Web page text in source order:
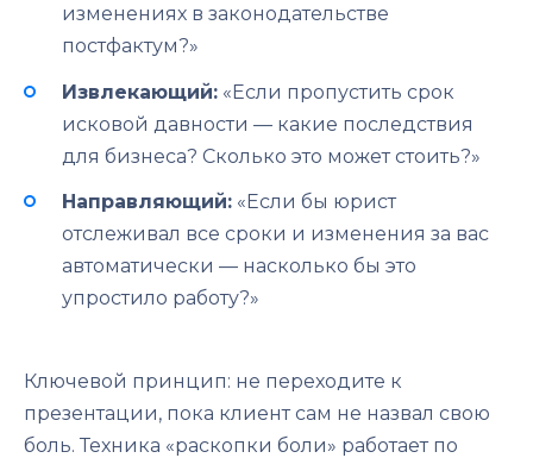
изменениях в законодательстве
постфактум?»
Извлекающий: «Если пропустить срок
исковой давности — какие последствия
для бизнеса? Сколько это может стоить?»
Направляющий: «Если бы юрист
отслеживал все сроки и изменения за вас
автоматически — насколько бы это
упростило работу?»
Ключевой принцип: не переходите к
презентации, пока клиент сам не назвал свою
боль. Техника «раскопки боли» работает по